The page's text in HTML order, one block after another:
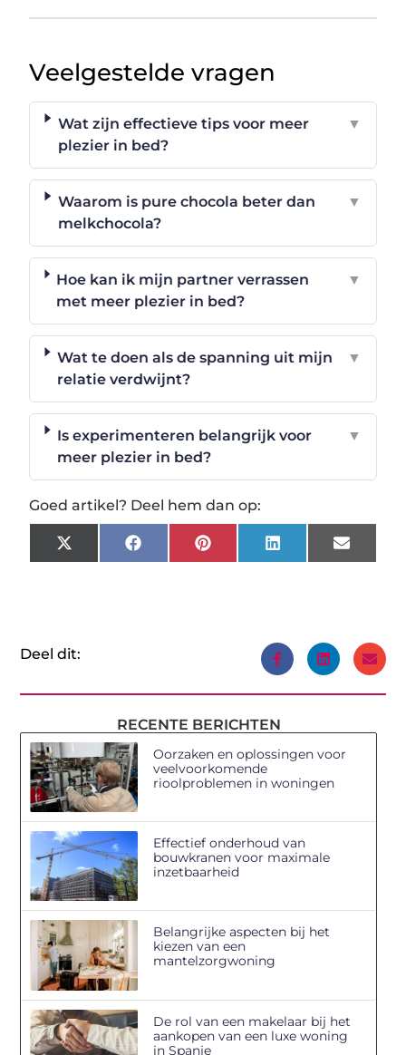
Veelgestelde vragen
Wat zijn effectieve tips voor meer
plezier in bed?
▼
Waarom is pure chocola beter dan
melkchocola?
▼
Hoe kan ik mijn partner verrassen
met meer plezier in bed?
▼
Wat te doen als de spanning uit mijn
relatie verdwijnt?
▼
Is experimenteren belangrijk voor
meer plezier in bed?
▼
Goed artikel? Deel hem dan op:
X
(Twitter)
FacebookPinterestLinkedInEmail
Deel dit:
RECENTE BERICHTEN
Oorzaken en oplossingen voor
veelvoorkomende
rioolproblemen in woningen
Effectief onderhoud van
bouwkranen voor maximale
inzetbaarheid
Belangrijke aspecten bij het
kiezen van een
mantelzorgwoning
De rol van een makelaar bij het
aankopen van een luxe woning
in Spanje